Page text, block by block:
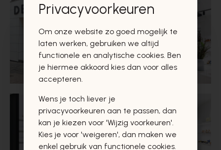
Privacyvoorkeuren
Om onze website zo goed mogelijk te
laten werken, gebruiken we altijd
functionele en analytische cookies. Ben
je hiermee akkoord kies dan voor alles
accepteren.
Wens je toch liever je
privacyvoorkeuren aan te passen, dan
kan je kiezen voor 'Wijzig voorkeuren'.
Kies je voor 'weigeren', dan maken we
enkel gebruik van functionele cookies.